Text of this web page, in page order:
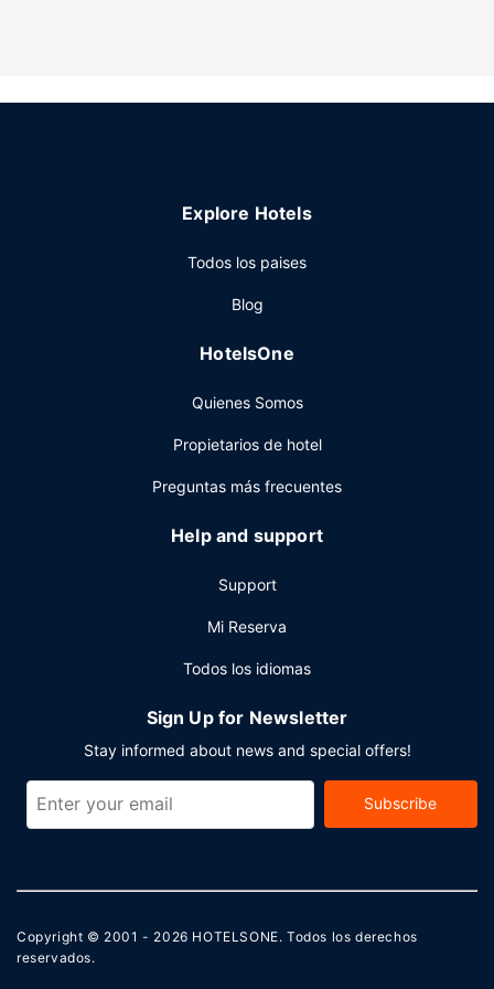
hotel incluyen conexión a Internet wifi gratis, un salón de
disposición. Todos los días se ofrece un desayuno bufé
Tendrás un centro de negocios, check-in exprés y check-
asistencia gratuito disponible.
Explore Hotels
Todos los paises
Blog
HotelsOne
Quienes Somos
Propietarios de hotel
Preguntas más frecuentes
Help and support
Support
Mi Reserva
Todos los idiomas
Sign Up for Newsletter
Stay informed about news and special offers!
Subscribe
Copyright © 2001 - 2026 HOTELSONE. Todos los derechos
reservados.